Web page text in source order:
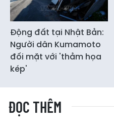
Động đất tại Nhật Bản:
Người dân Kumamoto
đối mặt với 'thảm họa
kép'
ĐỌC THÊM